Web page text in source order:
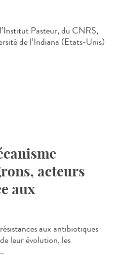
Pasteur, du CNRS,
de l’Indiana (Etats-Unis)
acteurs
aux
aux antibiotiques
leur évolution, les